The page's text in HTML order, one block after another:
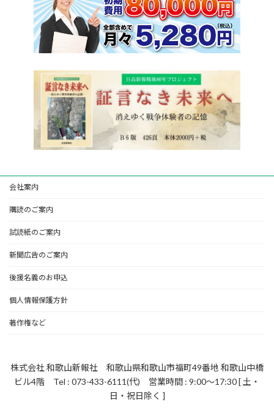
会社案内
購読のご案内
試読紙のご案内
新聞広告のご案内
後援名義のお申込
個人情報保護方針
著作権など
株式会社 和歌山新報社 和歌山県和歌山市福町49番地 和歌山中橋
ビル4階 Tel : 073-433-6111(代) 営業時間 : 9:00～17:30 [ 土・
日・祝日除く ]